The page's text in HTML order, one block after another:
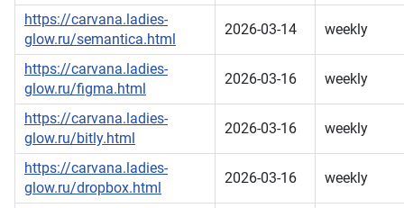
https://carvana.ladies-
glow.ru/semantica.html
2026-03-14 weekly
https://carvana.ladies-
glow.ru/figma.html
2026-03-16 weekly
https://carvana.ladies-
glow.ru/bitly.html
2026-03-16 weekly
https://carvana.ladies-
glow.ru/dropbox.html
2026-03-16 weekly